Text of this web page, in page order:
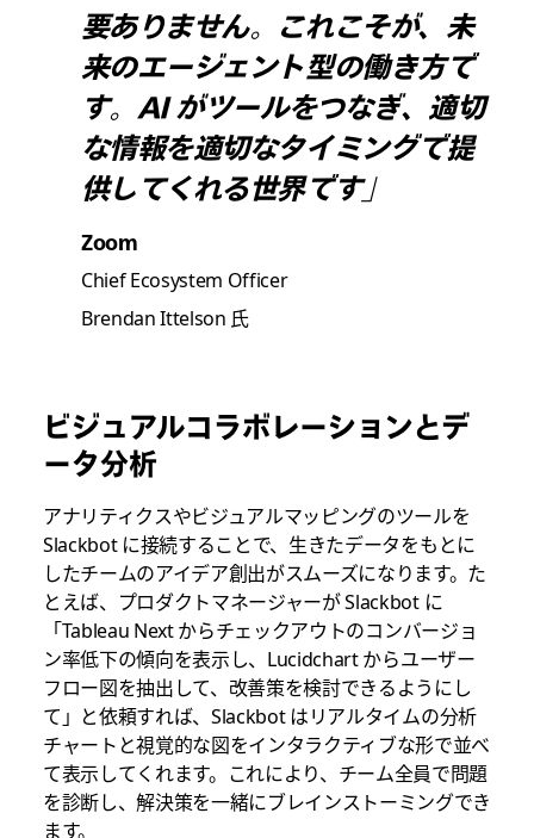
要ありません。これこそが、未
来のエージェント型の働き方で
す。AI がツールをつなぎ、適切
な情報を適切なタイミングで提
供してくれる世界です」
Zoom
Chief Ecosystem Officer
Brendan Ittelson 氏
ビジュアルコラボレーションとデ
ータ分析
アナリティクスやビジュアルマッピングのツールを
Slackbot に接続することで、生きたデータをもとに
したチームのアイデア創出がスムーズになります。た
とえば、プロダクトマネージャーが Slackbot に
「Tableau Next からチェックアウトのコンバージョ
ン率低下の傾向を表示し、Lucidchart からユーザー
フロー図を抽出して、改善策を検討できるようにし
て」 と依頼すれば、Slackbot はリアルタイムの分析
チャートと視覚的な図をインタラクティブな形で並べ
て表示してくれます。これにより、チーム全員で問題
を診断し、解決策を一緒にブレインストーミングでき
ます。